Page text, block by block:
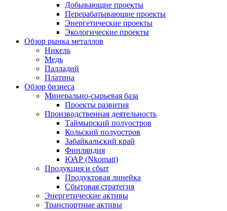
Добывающие проекты
Перерабатывающие проекты
Энергетические проекты
Экологические проекты
Обзор рынка металлов
Никель
Медь
Палладий
Платина
Обзор бизнеса
Минерально-сырьевая база
Проекты развития
Производственная деятельность
Таймырский полуостров
Кольский полуостров
Забайкальский край
Финляндия
ЮАР (Nkomati)
Продукция и сбыт
Продуктовая линейка
Сбытовая стратегия
Энергетические активы
Транспортные активы